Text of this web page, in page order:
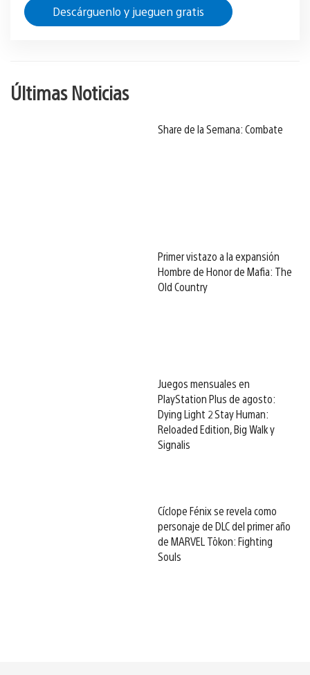
Descárguenlo y jueguen gratis
Últimas Noticias
Share de la Semana: Combate
Primer vistazo a la expansión
Hombre de Honor de Mafia: The
Old Country
Juegos mensuales en
PlayStation Plus de agosto:
Dying Light 2 Stay Human:
Reloaded Edition, Big Walk y
Signalis
Cíclope Fénix se revela como
personaje de DLC del primer año
de MARVEL Tōkon: Fighting
Souls